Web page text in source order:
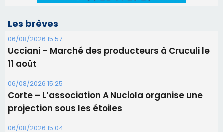
Alata - Soirée Tango Argentin au stade de San
Benedetto
05/08/2026 09:53
Biguglia : messe de la Sainte-Marie et
procession le 14 août
31/07/2026 08:24
Tennis - Début ce week-end du tournoi du
RCPV